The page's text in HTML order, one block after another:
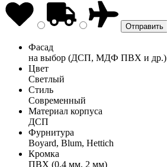
Фасад
на выбор (ДСП, МДФ ПВХ и др.)
Цвет
Светлый
Стиль
Современный
Материал корпуса
ДСП
Фурнитура
Boyard, Blum, Hettich
Кромка
ПВХ (0,4 мм, 2 мм)